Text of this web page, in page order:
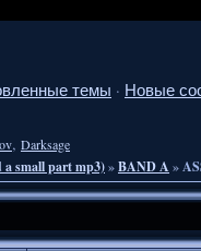
темы · Новые
, Darksage
a small part mp3)»BAND A »